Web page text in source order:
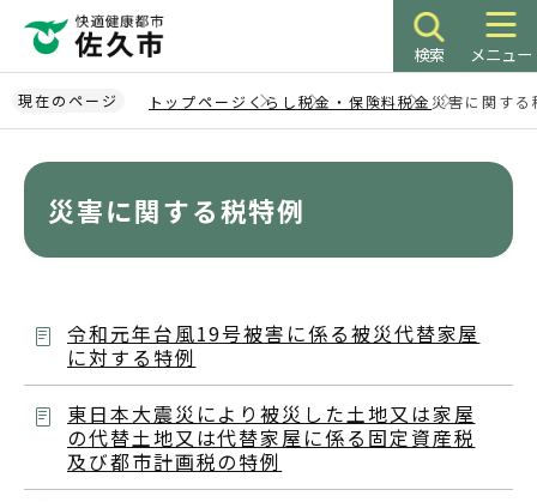
ペ
ー
ジ
検索 メニュー
現在のページ トップページ くらし税金・保険料税金 災害に関する
災害に関する税特例
令和元年台風19号被害に係る被災代替家屋
に対する特例
東日本大震災により被災した土地又は家屋
の代替土地又は代替家屋に係る固定資産税
及び都市計画税の特例